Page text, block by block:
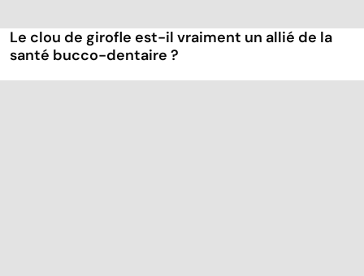
Le clou de girofle est-il vraiment un allié de la
santé bucco-dentaire ?